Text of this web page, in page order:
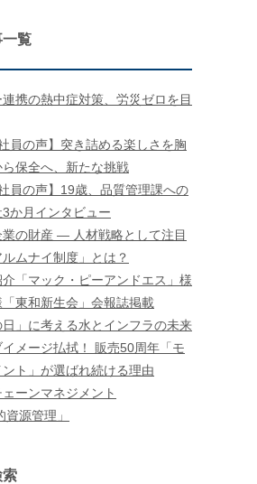
覧
携の熱中症対策、労災ゼロを目
員の声】突き詰める楽しさを胸
保全へ、新たな挑戦
員の声】19歳、品質管理課への
か月インタビュー
業の財産 ― 人材戦略として注目
ムナイ制度」とは？
「マック・ピーアンドエス」様
東和新生会」会報誌掲載
日」に考える水とインフラの未来
メージ払拭！ 販売50周年「モ
ント」が選ばれ続ける理由
ーンマネジメント
源管理」
索